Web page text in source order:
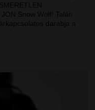
Snow Wolf! Talán
darabja a